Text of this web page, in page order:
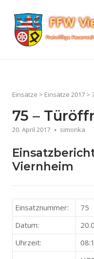
content
Home
Einsätze > Einsätze 2017 >
75 –
20. April 2017 simonka
Viernheim
Einsatznummer:
75
Datum:
Uhrzeit: